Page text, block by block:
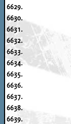
6629.
6630.
6631.
6632.
6633.
6634.
6635.
6636.
6637.
6638.
6639.